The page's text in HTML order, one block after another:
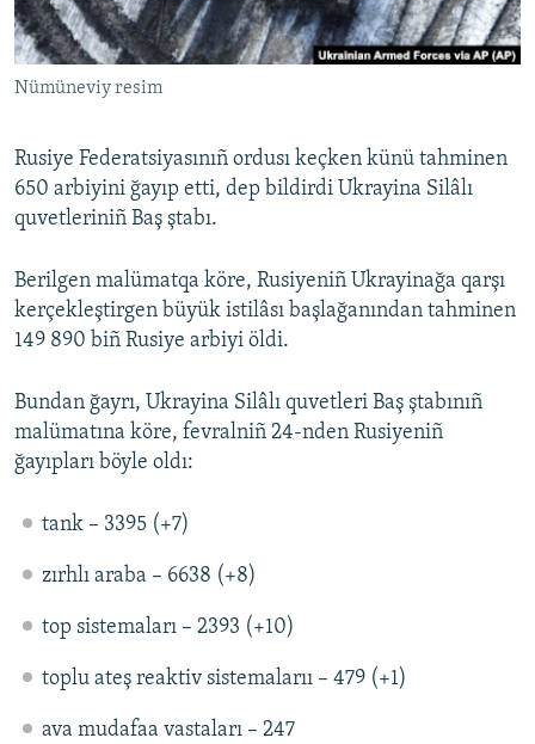
QOŞULIÑIZ!
RFE/RS bütün saytları
Nümüneviy resim
Rusiye Federatsiyasınıñ ordusı keçken künü tahminen
650 arbiyini ğayıp etti, dep bildirdi Ukrayina Silâlı
quvetleriniñ Baş ştabı.
Berilgen malümatqa köre, Rusiyeniñ Ukrayinağa qarşı
kerçekleştirgen büyük istilâsı başlağanından tahminen
149 890 biñ Rusiye arbiyi öldi.
Bundan ğayrı, Ukrayina Silâlı quvetleri Baş ştabınıñ
malümatına köre, fevralniñ 24-nden Rusiyeniñ
ğayıpları böyle oldı:
tank – 3395 (+7)
zırhlı araba – 6638 (+8)
top sistemaları – 2393 (+10)
toplu ateş reaktiv sistemalarıı – 479 (+1)
ava mudafaa vastaları – 247